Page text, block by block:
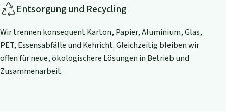
Entsorgung und Recycling
Wir trennen konsequent Karton, Papier, Aluminium, Glas,
PET, Essensabfälle und Kehricht. Gleichzeitig bleiben wir
offen für neue, ökologischere Lösungen in Betrieb und
Zusammenarbeit.